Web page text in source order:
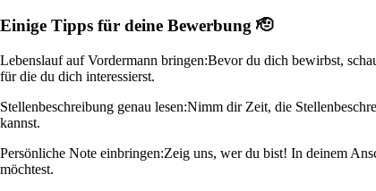
Einige Tipps für deine Bewerbung 🫡
Lebenslauf auf Vordermann bringen:Bevor du dich bewirbst,
für die du dich interessierst.
Stellenbeschreibung genau lesen:Nimm dir Zeit, die
kannst.
Persönliche Note einbringen:Zeig uns, wer du bist! In deinem
möchtest.